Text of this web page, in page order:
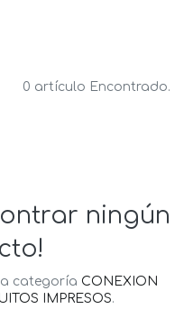
0 artículo Encontrado.
ningún
categoría CONEXION
IMPRESOS.